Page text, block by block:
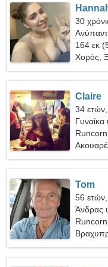
30
164 εκ
Χορός,
Claire
34 ετών,
Γυναίκα
Runcorn
Tom
56 ετών,
Άνδρας